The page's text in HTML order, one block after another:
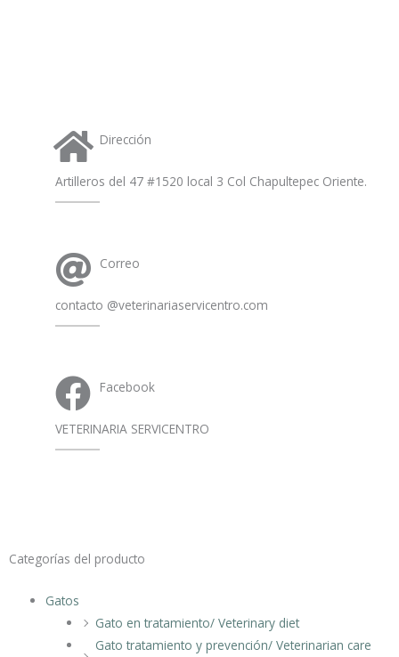
Dirección
Artilleros del 47 #1520 local 3 Col Chapultepec Oriente.
Correo
contacto @veterinariaservicentro.com
Facebook
VETERINARIA SERVICENTRO
Categorías del producto
Gatos
Gato en tratamiento/ Veterinary diet
Gato tratamiento y prevención/ Veterinarian care